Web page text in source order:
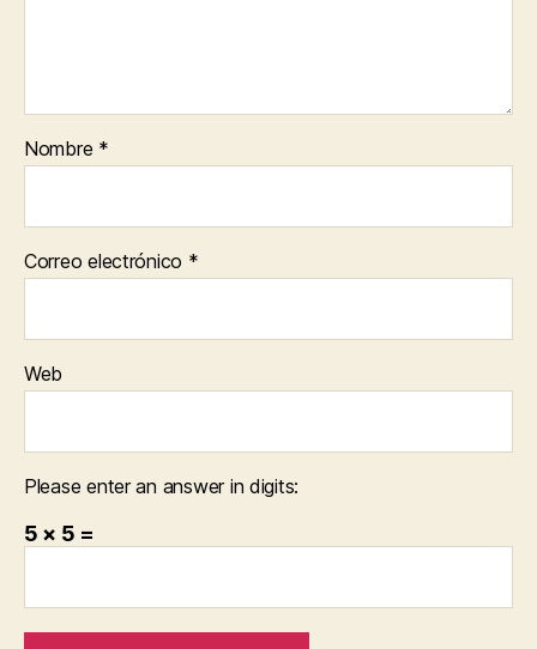
Nombre *
Correo electrónico *
Web
Please enter an answer in digits:
5 × 5 =